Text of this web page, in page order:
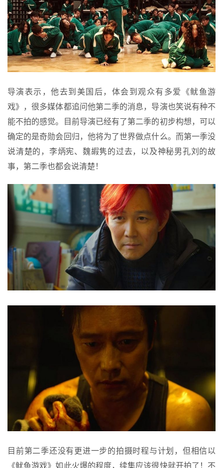
导演表示，他去到美国后，体会到观众有多爱《鱿鱼游
戏》，很多媒体都追问他第二季的消息，导演也笑说有种不
能不拍的感觉。目前导演已经有了第二季的初步构想，可以
确定的是奇勋会回归，他将为了世界做点什么。而第一季没
说清楚的，李炳宪、魏嘏隽的过去，以及神秘男孔刘的故
事，第二季也都会说清楚！
目前第二季还没有更进一步的拍摄时程与计划，但相信以
《鱿鱼游戏》如此火爆的程度，续集应该很快就开拍了！不